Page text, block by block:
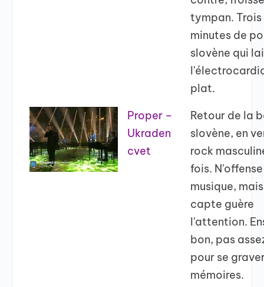
tympan.
minutes de
slovène qui
plat.
Proper –
Ukraden
cvet
Retour de la
slovène, en
rock
fois.
musique,
capte guère
l'attention.
bon, pas
pour se
mémoires.